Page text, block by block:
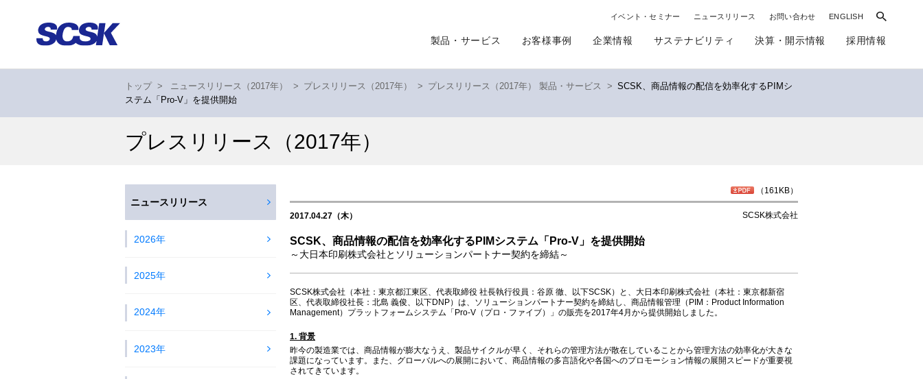
イベント・セミナー ニュースリリース お問い合わせ ENGLISH
製品・サービス お客様事例 企業情報 サステナビリティ 決算・開示情報 採用情報
トップ > ニュースリリース（2017年） > プレスリリース（2017年） > プレスリリース（2017年） 製品・サービス > SCSK、商品情報の配信を効率化するPIMシ
ステム「Pro-V」を提供開始
プレスリリース （2017年）
（161KB）
2017.04.27（木） SCSK株式会社
SCSK、商品情報の配信を効率化するPIMシステム「Pro-V」を提供開始
～大日本印刷株式会社とソリューションパートナー契約を締結～
SCSK株式会社（本社：東京都江東区、代表取締役 社長執行役員：谷原 徹、以下SCSK）と、大日本印刷株式会社（本社：東京都新宿
区、代表取締役社長：北島 義俊、以下DNP）は、ソリューションパートナー契約を締結し、商品情報管理（PIM：Product Information
Management）プラットフォームシステム「Pro-V（プロ・ファイブ）」の販売を2017年4月から提供開始しました。
1. 背景
昨今の製造業では、商品情報が膨大なうえ、製品サイクルが早く、それらの管理方法が散在していることから管理方法の効率化が大きな
課題になっています。また、グローバルへの展開において、商品情報の多言語化や各国へのプロモーション情報の展開スピードが重要視
されてきています。
ニュースリリース
2026年
2025年
2024年
2023年